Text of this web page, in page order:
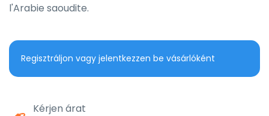
l'Arabie saoudite.
Regisztráljon vagy jelentkezzen be vásárlóként
Kérjen árat